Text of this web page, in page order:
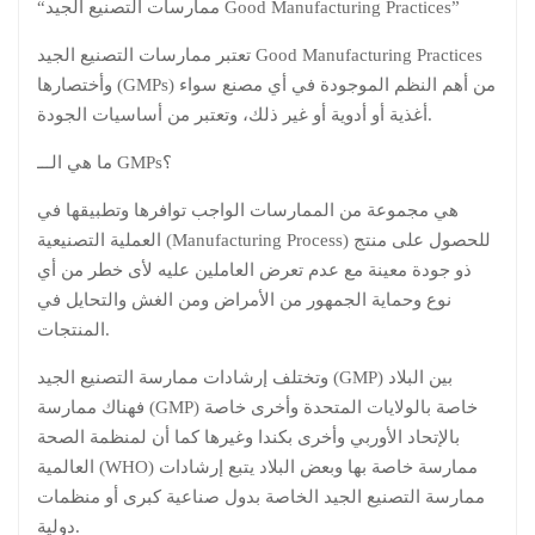
“ممارسات التصنيع الجيد Good Manufacturing Practices”
تعتبر ممارسات التصنيع الجيد Good Manufacturing Practices
وأختصارها (GMPs) من أهم النظم الموجودة في أي مصنع سواء
أغذية أو أدوية أو غير ذلك، وتعتبر من أساسيات الجودة.
ما هي الـــ GMPs؟
هي مجموعة من الممارسات الواجب توافرها وتطبيقها في
العملية التصنيعية (Manufacturing Process) للحصول على منتج
ذو جودة معينة مع عدم تعرض العاملين عليه لأى خطر من أي
نوع وحماية الجمهور من الأمراض ومن الغش والتحايل في
المنتجات.
وتختلف إرشادات ممارسة التصنيع الجيد (GMP) بين البلاد
فهناك ممارسة (GMP) خاصة بالولايات المتحدة وأخرى خاصة
بالإتحاد الأوربي وأخرى بكندا وغيرها كما أن لمنظمة الصحة
العالمية (WHO) ممارسة خاصة بها وبعض البلاد يتبع إرشادات
ممارسة التصنيع الجيد الخاصة بدول صناعية كبرى أو منظمات
دولية.